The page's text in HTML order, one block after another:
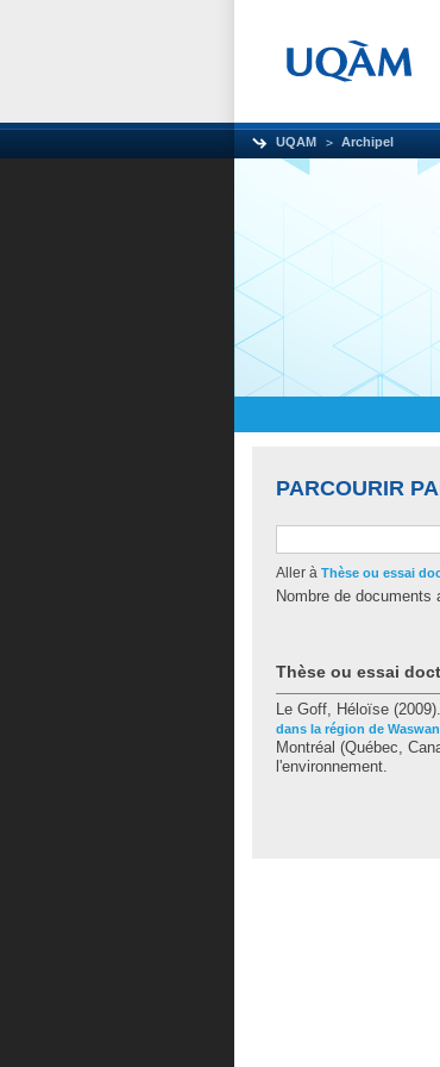
UQAM Archipel
PARCOURIR
Aller à Thèse ou essai
Nombre de documents
Thèse ou essai
Le Goff, Héloïse (2009).
dans la région de
Montréal (Québec,
l'environnement.